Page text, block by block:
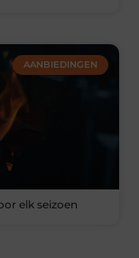
AANBIEDINGEN
elk seizoen